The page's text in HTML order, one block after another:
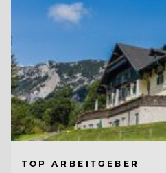
TOP ARBEITGEBER